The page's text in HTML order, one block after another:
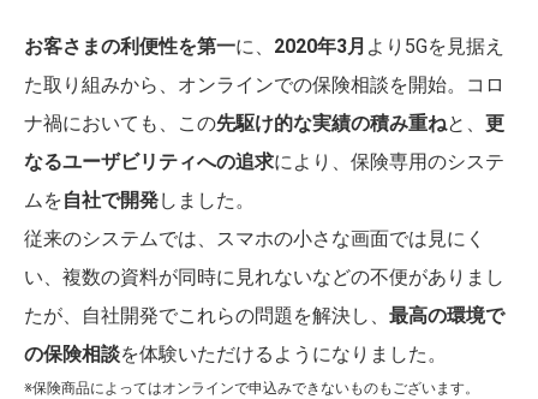
お客さまの利便性を第一に、 2020年3月 より5Gを見据え
た取り組みから、オンラインでの保険相談を開始。コロ
ナ禍においても、この先駆け的な実績の積み重ねと、 更
なるユーザビリティへの追求により、保険専用のシステ
ムを自社で開発しました。
従来のシステムでは、スマホの小さな画面では見にく
い、複数の資料が同時に見れないなどの不便がありまし
たが、自社開発でこれらの問題を解決し、 最高の環境で
の保険相談を体験いただけるようになりました。
※保険商品によってはオンラインで申込みできないものもございます。